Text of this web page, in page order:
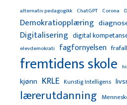
alternativ pedagogikk ChatGPT Corona
Demokratiopplæring
Digitalisering digital
elevdemokrati fagfornyelsen frafall
fremtidens skole
kjønn KRLE Kunstig Intelligens
lærerutdanning